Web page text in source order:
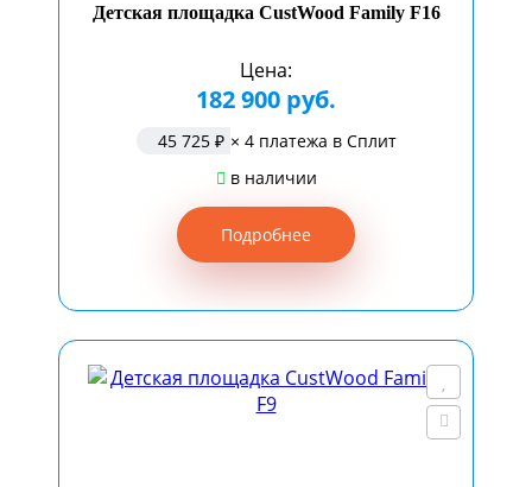
Детская площадка CustWood Family F16
Цена:
182 900 руб.
45 725 ₽ × 4 платежа в Сплит
в наличии
Подробнее